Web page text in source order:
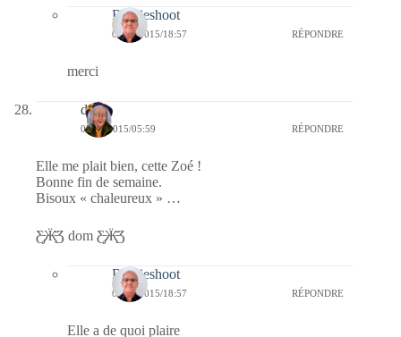
Bernieshoot
06/06/2015/18:57 RÉPONDRE
merci
dom
05/06/2015/05:59 RÉPONDRE
Elle me plait bien, cette Zoé !
Bonne fin de semaine.
Bisoux « chaleureux » …
Ƹ̵̡Ӝ̵̨̄Ʒ dom Ƹ̵̡Ӝ̵̨̄Ʒ
Bernieshoot
06/06/2015/18:57 RÉPONDRE
Elle a de quoi plaire